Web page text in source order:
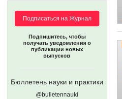
Подписаться на Журнал
Подпишитесь, чтобы
получать уведомления о
публикации новых
выпусков
Бюллетень науки и практики
@bulletennauki